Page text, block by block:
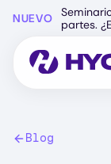
principal
NUEVO
partes.
Blog